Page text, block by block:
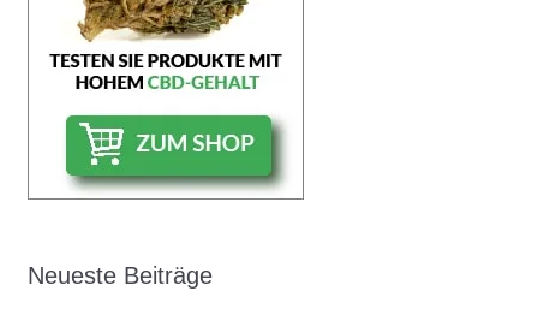
Neueste Beiträge